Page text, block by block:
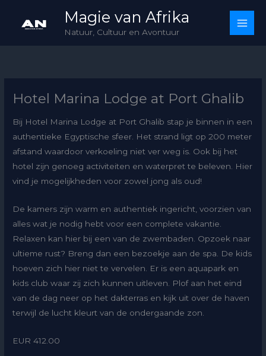
Magie van Afrika
Natuur, Cultuur en Avontuur
Hotel Marina Lodge at Port Ghalib
Bij Hotel Marina Lodge at Port Ghalib stap je binnen in een
authentieke Egyptische sfeer. Het strand ligt op 200 meter
afstand waardoor verkoeling niet ver weg is. Ook bij het
hotel zijn genoeg activiteiten en waterpret te beleven. Hier
vind je mogelijkheden voor zowel jong als oud!
De kamers zijn warm en authentiek ingericht, voorzien van
alles wat je nodig hebt voor een complete vakantie.
Relaxen kan hier bij een van de zwembaden. Opzoek naar
ultieme rust? Breng dan een bezoekje aan de spa. De kids
hoeven zich hier niet te vervelen. Er is een aquapark en
kids club waar zij zich kunnen uitleven. Plof aan het eind
van de dag neer op het dakterras en kijk uit over de haven
terwijl de lucht kleurt van de ondergaande zon.
EUR 412.00